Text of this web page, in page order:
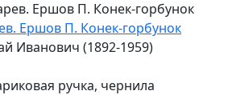
Ершов П. Конек-горбунок
Иванович (1892-1959)
ручка, чернила